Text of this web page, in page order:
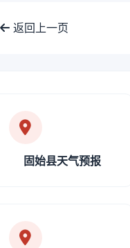
返回上一页
固始县天气预报